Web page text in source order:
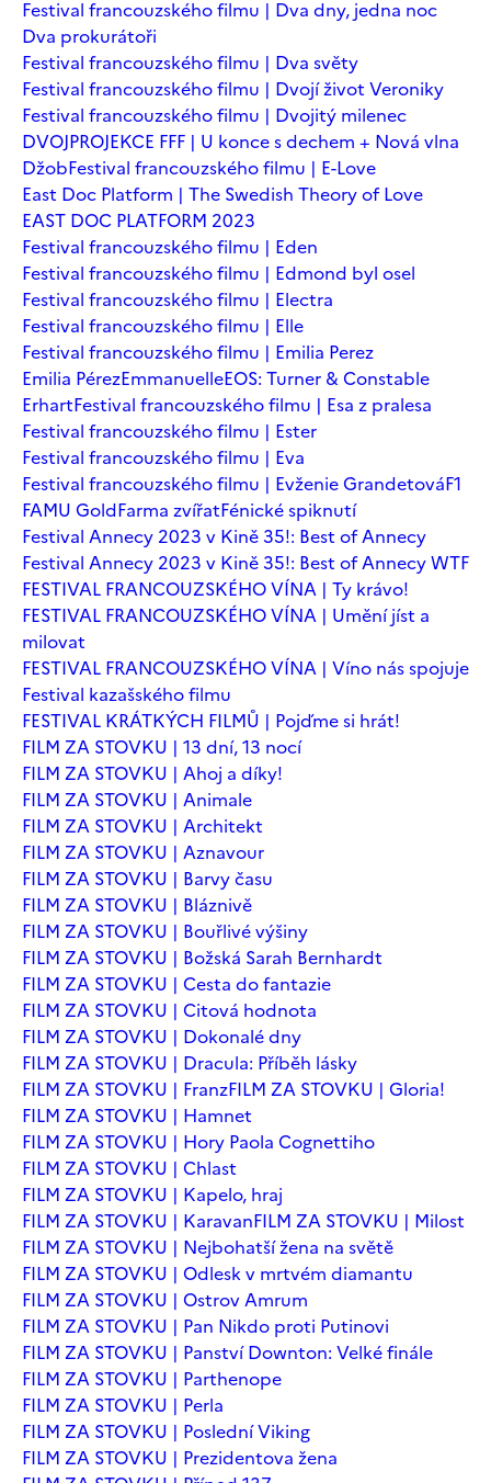
Festival francouzského filmu | Dva dny, jedna noc
Dva prokurátoři
Festival francouzského filmu | Dva světy
Festival francouzského filmu | Dvojí život Veroniky
Festival francouzského filmu | Dvojitý milenec
DVOJPROJEKCE FFF | U konce s dechem + Nová vlna
DžobFestival francouzského filmu | E-Love
East Doc Platform | The Swedish Theory of Love
EAST DOC PLATFORM 2023
Festival francouzského filmu | Eden
Festival francouzského filmu | Edmond byl osel
Festival francouzského filmu | Electra
Festival francouzského filmu | Elle
Festival francouzského filmu | Emilia Perez
Emilia PérezEmmanuelleEOS: Turner & Constable
ErhartFestival francouzského filmu | Esa z pralesa
Festival francouzského filmu | Ester
Festival francouzského filmu | Eva
Festival francouzského filmu | Evženie GrandetováF1
FAMU GoldFarma zvířatFénické spiknutí
Festival Annecy 2023 v Kině 35!: Best of Annecy
Festival Annecy 2023 v Kině 35!: Best of Annecy WTF
FESTIVAL FRANCOUZSKÉHO VÍNA | Ty krávo!
FESTIVAL FRANCOUZSKÉHO VÍNA | Umění jíst a
milovat
FESTIVAL FRANCOUZSKÉHO VÍNA | Víno nás spojuje
Festival kazašského filmu
FESTIVAL KRÁTKÝCH FILMŮ | Pojďme si hrát!
FILM ZA STOVKU | 13 dní, 13 nocí
FILM ZA STOVKU | Ahoj a díky!
FILM ZA STOVKU | Animale
FILM ZA STOVKU | Architekt
FILM ZA STOVKU | Aznavour
FILM ZA STOVKU | Barvy času
FILM ZA STOVKU | Bláznivě
FILM ZA STOVKU | Bouřlivé výšiny
FILM ZA STOVKU | Božská Sarah Bernhardt
FILM ZA STOVKU | Cesta do fantazie
FILM ZA STOVKU | Citová hodnota
FILM ZA STOVKU | Dokonalé dny
FILM ZA STOVKU | Dracula: Příběh lásky
FILM ZA STOVKU | FranzFILM ZA STOVKU | Gloria!
FILM ZA STOVKU | Hamnet
FILM ZA STOVKU | Hory Paola Cognettiho
FILM ZA STOVKU | Chlast
FILM ZA STOVKU | Kapelo, hraj
FILM ZA STOVKU | KaravanFILM ZA STOVKU | Milost
FILM ZA STOVKU | Nejbohatší žena na světě
FILM ZA STOVKU | Odlesk v mrtvém diamantu
FILM ZA STOVKU | Ostrov Amrum
FILM ZA STOVKU | Pan Nikdo proti Putinovi
FILM ZA STOVKU | Panství Downton: Velké finále
FILM ZA STOVKU | Parthenope
FILM ZA STOVKU | Perla
FILM ZA STOVKU | Poslední Viking
FILM ZA STOVKU | Prezidentova žena